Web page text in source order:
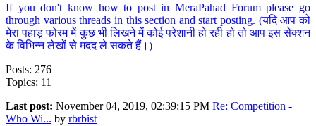
If you don't know how to post in MeraPahad Forum please go
through various threads in this section and start posting. (यदि आप को
मेरा पहाड़ फोरम में कुछ भी लिखने में कोई परेशानी हो रही हो तो आप इस सेक्शन
के विभिन्न लेखों से मदद ले सकते हैं।)
Posts: 276
Topics: 11
Last post: November 04, 2019, 02:39:15 PM Re: Competition -
Who Wi... by rbrbist